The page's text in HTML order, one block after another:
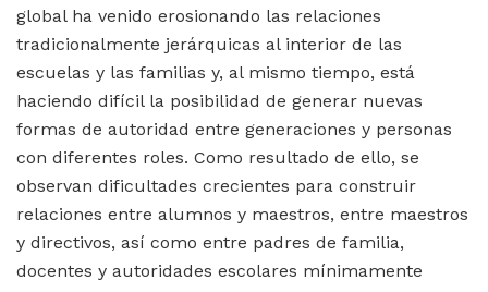
global ha venido erosionando las relaciones
tradicionalmente jerárquicas al interior de las
escuelas y las familias y, al mismo tiempo, está
haciendo difícil la posibilidad de generar nuevas
formas de autoridad entre generaciones y personas
con diferentes roles. Como resultado de ello, se
observan dificultades crecientes para construir
relaciones entre alumnos y maestros, entre maestros
y directivos, así como entre padres de familia,
docentes y autoridades escolares mínimamente